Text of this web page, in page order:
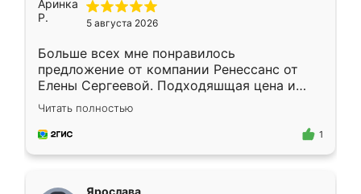
5 августа 2026
Больше всех мне понравилось
предложение от компании Ренессанс от
Елены Сергеевой. Подходяшщая цена и
короткие сроки изготовления. Приехавший
для замера сотрудник Владислав
предложил по моему эскизу самый
Читать полностью
1
Ярослава